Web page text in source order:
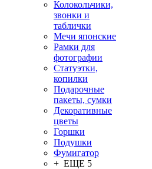
Колокольчики,
звонки и
таблички
Мечи японские
Рамки для
фотографии
Статуэтки,
копилки
Подарочные
пакеты, сумки
Декоративные
цветы
Горшки
Подушки
Фумигатор
+ ЕЩЕ 5